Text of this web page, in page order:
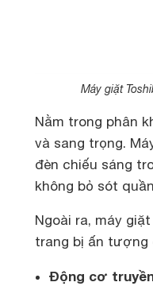
Máy giặt
Nằm trong phân
và sang trọng.
đèn chiếu sáng
không bỏ sót
Ngoài ra, máy
trang bị ấn tượng
Động cơ